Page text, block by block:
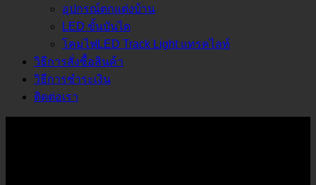
อุปกรณ์ตกแต่งบ้าน
LED ขั้นบันได
โคมไฟLED Track Light แทรคไลท์
วิธีการสั่งซื้อสินค้า
วิธีการชำระเงิน
ติดต่อเรา